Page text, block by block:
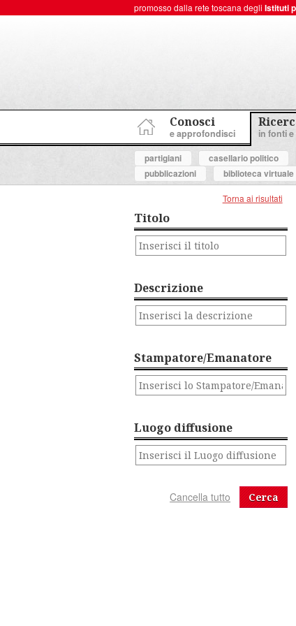
promosso dalla rete toscana degli Istituti
Conosci
e approfondisci in fonti
partigiani
casellario politico
pubblicazioni
biblioteca virtuale
Titolo
Descrizione
Stampatore/Emanatore
Luogo diffusione
Cerca
Torna ai risultati